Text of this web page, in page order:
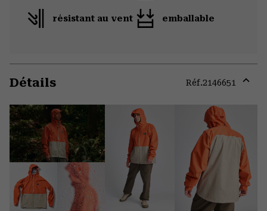
résistant au vent emballable
Détails Réf.2146651